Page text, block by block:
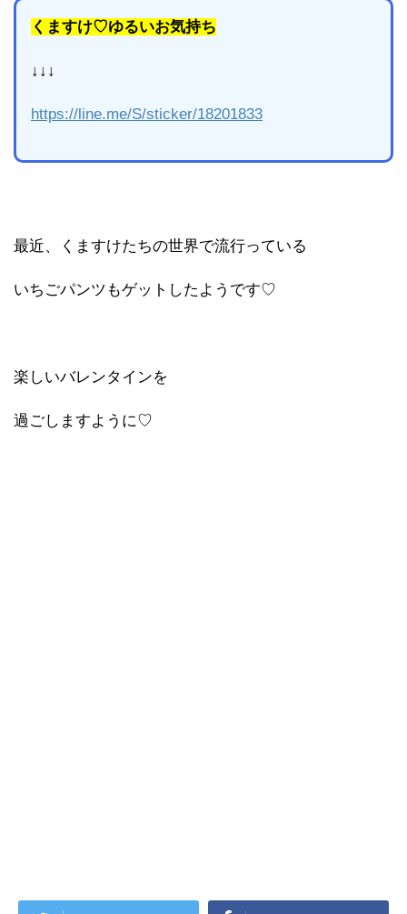
くますけ♡ゆるいお気持ち
↓↓↓
https://line.me/S/sticker/18201833
最近、くますけたちの世界で流行っている
いちごパンツもゲットしたようです♡
楽しいバレンタインを
過ごしますように♡